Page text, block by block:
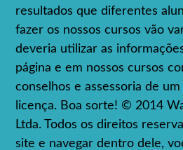
resultados que diferentes
fazer os nossos cursos vão
deveria utilizar as
página e em nossos cursos
conselhos e assessoria de
licença. Boa sorte! © 2014
Ltda. Todos os direitos
site e navegar dentro dele,